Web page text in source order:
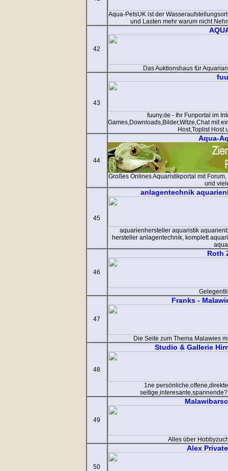
Aqua-PetsUK ist der
und Lasten mehr warum nicht
42
Das Auktionshaus für
43
fuuny.de - Ihr Funportal im
Games,Downloads,Bilder,Witze,Chat mit
Host,Toplist Host
44
Aqua-
Großes Onlines Aquaristikportal mit
und
45
anlagentechnik
aquarienhersteller aquaristik
hersteller anlagentechnik, komplett
46
Roth
47
Franks -
Die Seite zum Thema Malawies
48
Studio & Gallerie
1ne
49
Alles über
50
Alex